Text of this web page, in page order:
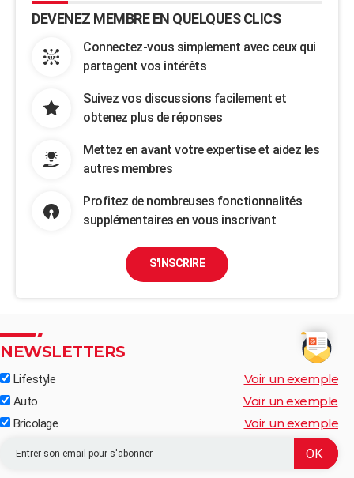
DEVENEZ MEMBRE EN QUELQUES CLICS
Connectez-vous simplement avec ceux qui
partagent vos intérêts
Suivez vos discussions facilement et
obtenez plus de réponses
Mettez en avant votre expertise et aidez les
autres membres
Profitez de nombreuses fonctionnalités
supplémentaires en vous inscrivant
S'INSCRIRE
NEWSLETTERS
Lifestyle Voir un exemple
Auto Voir un exemple
Bricolage Voir un exemple